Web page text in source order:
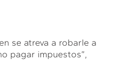
se atreva a robarle a
pagar impuestos”,